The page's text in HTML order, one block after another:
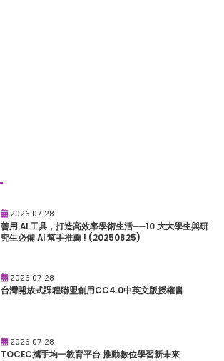
2026-07-28
善用 AI 工具，打造高效率學術生活──10 大大學生與研
究生必備 AI 幫手推薦 ! (20250825)
2026-07-28
台灣開放式課程聯盟創用CC4.0中英文版授權書
2026-07-28
TOCEC攜手均一教育平台 推動數位學習新未來